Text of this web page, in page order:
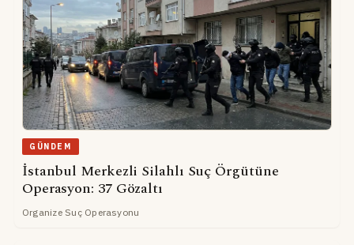
GÜNDEM
İstanbul Merkezli Silahlı Suç Örgütüne
Operasyon: 37 Gözaltı
Organize Suç Operasyonu